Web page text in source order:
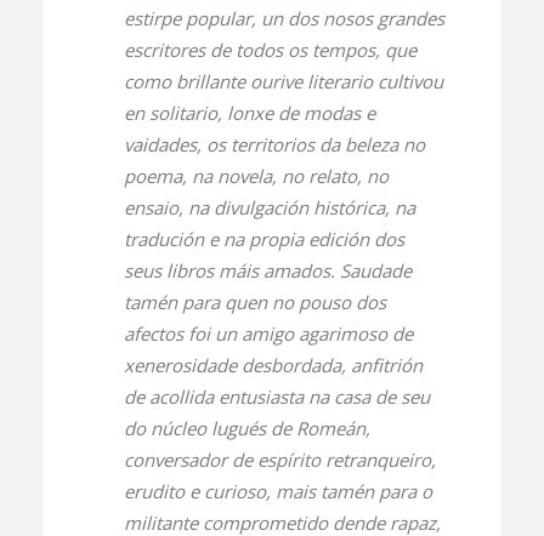
estirpe popular, un dos nosos grandes
escritores de todos os tempos, que
como brillante ourive literario cultivou
en solitario, lonxe de modas e
vaidades, os territorios da beleza no
poema, na novela, no relato, no
ensaio, na divulgación histórica, na
tradución e na propia edición dos
seus libros máis amados. Saudade
tamén para quen no pouso dos
afectos foi un amigo agarimoso de
xenerosidade desbordada, anfitrión
de acollida entusiasta na casa de seu
do núcleo lugués de Romeán,
conversador de espírito retranqueiro,
erudito e curioso, mais tamén para o
militante comprometido dende rapaz,